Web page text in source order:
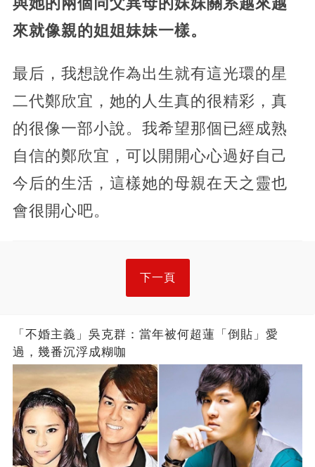
來就像親的姐姐妹妹一樣。
最后，我想說作為出生就有這光環的星
二代鄭欣宜，她的人生真的很精彩，真
的很像一部小說。我希望那個已經成熟
自信的鄭欣宜，可以開開心心過好自己
今后的生活，這樣她的母親在天之靈也
會很開心吧。
下一頁
「不婚主義」吳克群：當年被何超蓮「倒貼」愛
過，幾番沉浮成糊咖